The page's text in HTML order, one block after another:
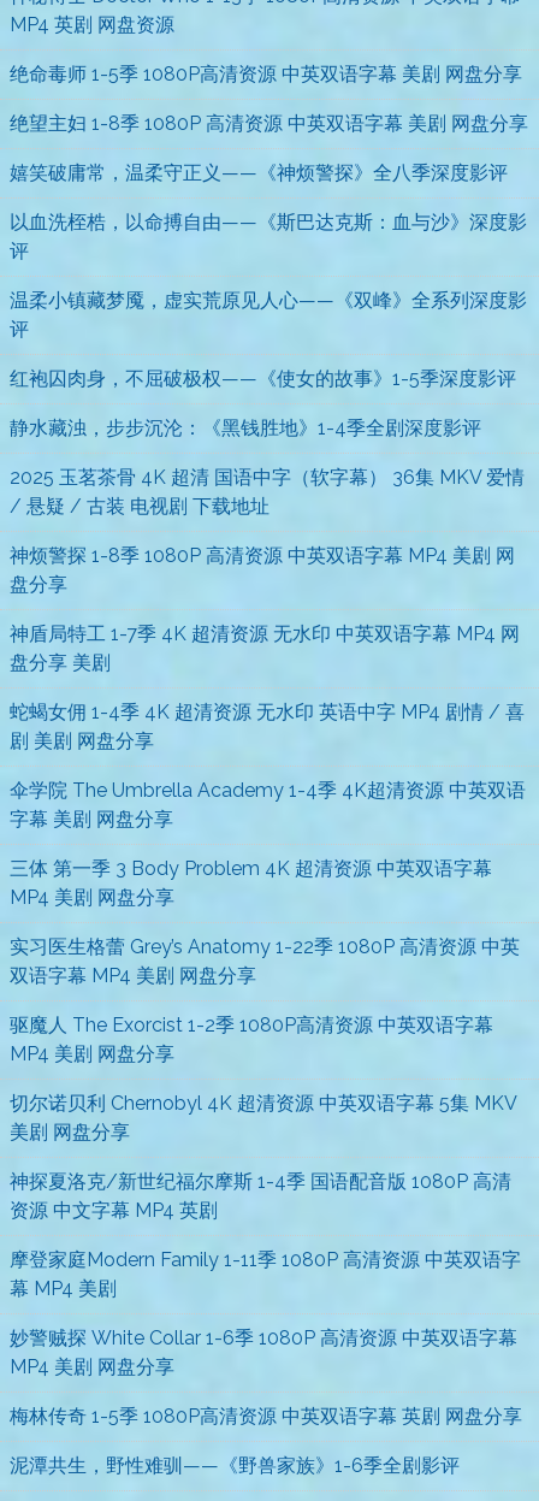
MP4 英剧 网盘资源
绝命毒师 1-5季 1080P高清资源 中英双语字幕 美剧 网盘分享
绝望主妇 1-8季 1080P 高清资源 中英双语字幕 美剧 网盘分享
嬉笑破庸常，温柔守正义——《神烦警探》全八季深度影评
以血洗桎梏，以命搏自由——《斯巴达克斯：血与沙》深度影
评
温柔小镇藏梦魇，虚实荒原见人心——《双峰》全系列深度影
评
红袍囚肉身，不屈破极权——《使女的故事》1-5季深度影评
静水藏浊，步步沉沦：《黑钱胜地》1-4季全剧深度影评
2025 玉茗茶骨 4K 超清 国语中字（软字幕） 36集 MKV 爱情
/ 悬疑 / 古装 电视剧 下载地址
神烦警探 1-8季 1080P 高清资源 中英双语字幕 MP4 美剧 网
盘分享
神盾局特工 1-7季 4K 超清资源 无水印 中英双语字幕 MP4 网
盘分享 美剧
蛇蝎女佣 1-4季 4K 超清资源 无水印 英语中字 MP4 剧情 / 喜
剧 美剧 网盘分享
伞学院 The Umbrella Academy 1-4季 4K超清资源 中英双语
字幕 美剧 网盘分享
三体 第一季 3 Body Problem 4K 超清资源 中英双语字幕
MP4 美剧 网盘分享
实习医生格蕾 Grey’s Anatomy 1-22季 1080P 高清资源 中英
双语字幕 MP4 美剧 网盘分享
驱魔人 The Exorcist 1-2季 1080P高清资源 中英双语字幕
MP4 美剧 网盘分享
切尔诺贝利 Chernobyl 4K 超清资源 中英双语字幕 5集 MKV
美剧 网盘分享
神探夏洛克/新世纪福尔摩斯 1-4季 国语配音版 1080P 高清
资源 中文字幕 MP4 英剧
摩登家庭Modern Family 1-11季 1080P 高清资源 中英双语字
幕 MP4 美剧
妙警贼探 White Collar 1-6季 1080P 高清资源 中英双语字幕
MP4 美剧 网盘分享
梅林传奇 1-5季 1080P高清资源 中英双语字幕 英剧 网盘分享
泥潭共生，野性难驯——《野兽家族》1-6季全剧影评